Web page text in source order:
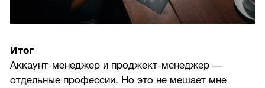
Итог
Аккаунт-менеджер и проджект-менеджер —
отдельные профессии. Но это не мешает мне